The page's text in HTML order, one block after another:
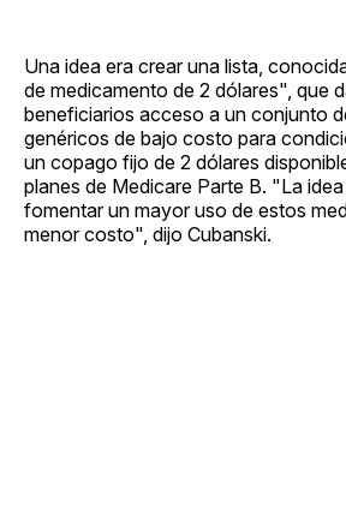
Una idea era crear una lista,
de medicamento de 2 dólares", que
beneficiarios acceso a un conjunto
genéricos de bajo costo para
un copago fijo de 2 dólares
planes de Medicare Parte B. "La
fomentar un mayor uso de estos
menor costo", dijo Cubanski.